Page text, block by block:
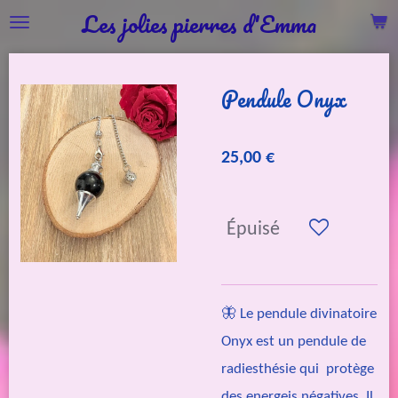
Passer
au
principal
Les jolies pierres d'Emma
Pendule Onyx
25,00 €
Épuisé
🦋 Le pendule divinatoire
Onyx est un pendule de
radiesthésie qui protège